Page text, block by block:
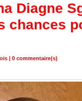
Diagne
chances
| 0 commentaire(s)